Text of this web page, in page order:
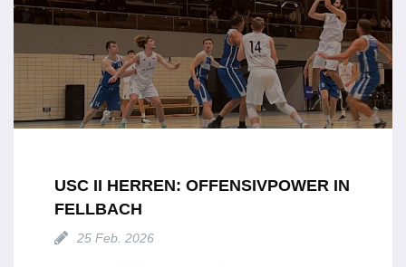
USC II HERREN: OFFENSIVPOWER IN
FELLBACH
25 Feb. 2026